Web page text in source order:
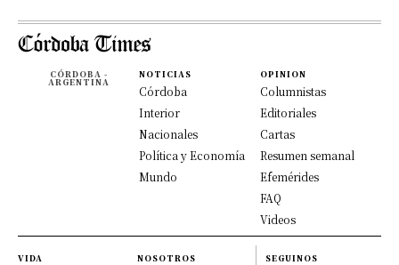
CÓRDOBA -
ARGENTINA
NOTICIAS
Córdoba
Interior
Nacionales
Política y Economía
Mundo
OPINION
Columnistas
Editoriales
Cartas
Resumen semanal
Efemérides
FAQ
Videos
VIDA NOSOTROS SEGUINOS